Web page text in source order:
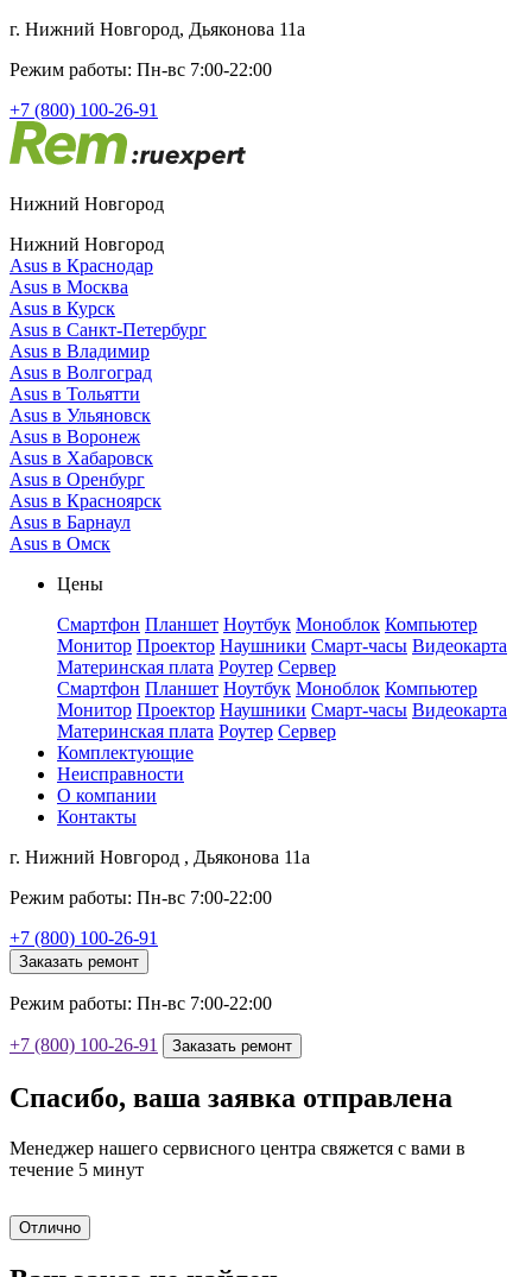
г. Нижний Новгород, Дьяконова 11а
Режим работы: Пн-вс 7:00-22:00
+7 (800) 100-26-91
Нижний Новгород
Нижний Новгород
Asus в Краснодар
Asus в Москва
Asus в Курск
Asus в Санкт-Петербург
Asus в Владимир
Asus в Волгоград
Asus в Тольятти
Asus в Ульяновск
Asus в Воронеж
Asus в Хабаровск
Asus в Оренбург
Asus в Красноярск
Asus в Барнаул
Asus в Омск
Цены
Смартфон Планшет Ноутбук Моноблок Компьютер
Монитор Проектор Наушники Смарт-часы Видеокарта
Материнская плата Роутер Сервер
Смартфон Планшет Ноутбук Моноблок Компьютер
Монитор Проектор Наушники Смарт-часы Видеокарта
Материнская плата Роутер Сервер
Комплектующие
Неисправности
О компании
Контакты
г. Нижний Новгород , Дьяконова 11а
Режим работы: Пн-вс 7:00-22:00
+7 (800) 100-26-91
Заказать ремонт
Режим работы: Пн-вс 7:00-22:00
+7 (800) 100-26-91 Заказать ремонт
Спасибо, ваша заявка отправлена
Менеджер нашего сервисного центра свяжется с вами в
течение 5 минут
Отлично